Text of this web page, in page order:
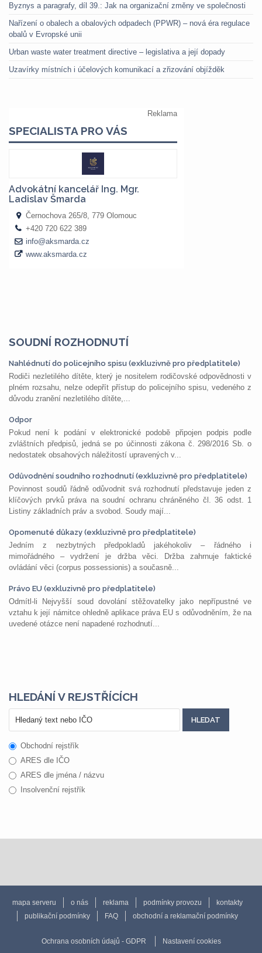
Byznys a paragrafy, díl 39.: Jak na organizační změny ve společnosti
Nařízení o obalech a obalových odpadech (PPWR) – nová éra regulace
obalů v Evropské unii
Urban waste water treatment directive – legislativa a její dopady
Uzavírky místních i účelových komunikací a zřizování objížděk
SOUDNÍ ROZHODNUTÍ
Nahlédnutí do policejního spisu (exkluzivně pro předplatitele)
Rodiči nezletilého dítěte, který je nositelem rodičovské odpovědnosti v
plném rozsahu, nelze odepřít přístup do policejního spisu, vedeného z
důvodu zranění nezletilého dítěte,...
Odpor
Pokud není k podání v elektronické podobě připojen podpis podle
zvláštních předpisů, jedná se po účinnosti zákona č. 298/2016 Sb. o
nedostatek obsahových náležitostí upravených v...
Odůvodnění soudního rozhodnutí (exkluzivně pro předplatitele)
Povinnost soudů řádně odůvodnit svá rozhodnutí představuje jeden z
klíčových prvků práva na soudní ochranu chráněného čl. 36 odst. 1
Listiny základních práv a svobod. Soudy mají...
Opomenuté důkazy (exkluzivně pro předplatitele)
Jedním z nezbytných předpokladů jakéhokoliv – řádného i
mimořádného – vydržení je držba věci. Držba zahrnuje faktické
ovládání věci (corpus possessionis) a současně...
Právo EU (exkluzivně pro předplatitele)
Odmítl-li Nejvyšší soud dovolání stěžovatelky jako nepřípustné ve
vztahu k její námitce ohledně aplikace práva EU s odůvodněním, že na
uvedené otázce není napadené rozhodnutí...
HLEDÁNÍ V REJSTŘÍCÍCH
Obchodní rejstřík
ARES dle IČO
ARES dle jména / názvu
Insolvenční rejstřík
mapa serveru o nás reklama podmínky provozu
kontakty
publikační podmínky
FAQ obchodní a reklamační podmínky
Ochrana osobních údajů - GDPR Nastavení cookies